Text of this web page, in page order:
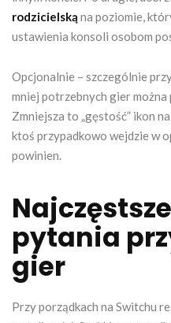
rodzicielską na poziomie,
ustawienia konsoli osobom
Opcjonalnie – szczególnie
mniej potrzebnych gier
Zmniejsza to „gęstość” ikon
ktoś przypadkowo wejdzie w
powinien.
pytania
gier
Przy porządkach na Switchu